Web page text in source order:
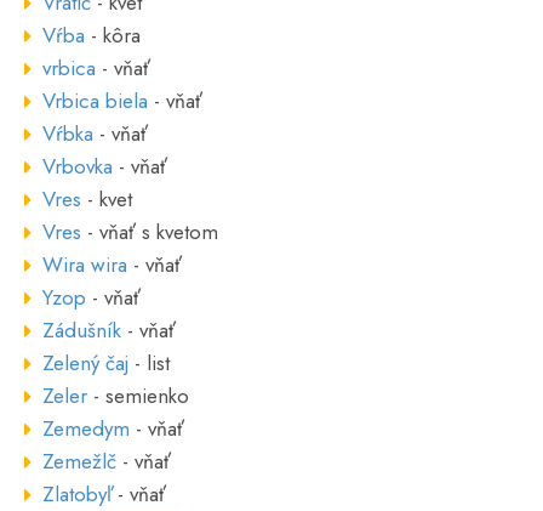
Vŕba - kôra
vrbica - vňať
Vrbica biela - vňať
Vŕbka - vňať
Vrbovka - vňať
Vres - kvet
Vres - vňať s kvetom
Wira wira - vňať
Yzop - vňať
Zádušník - vňať
Zelený čaj - list
Zeler - semienko
Zemedym - vňať
Zemežlč - vňať
Zlatobyľ- vňať